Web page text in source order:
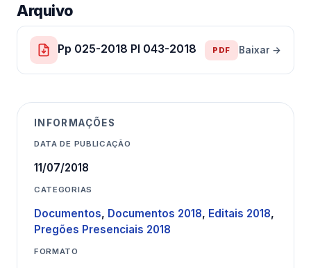
Arquivo
Pp 025-2018 Pl 043-2018 PDF Baixar →
INFORMAÇÕES
DATA DE PUBLICAÇÃO
11/07/2018
CATEGORIAS
Documentos, Documentos 2018, Editais 2018,
Pregões Presenciais 2018
FORMATO